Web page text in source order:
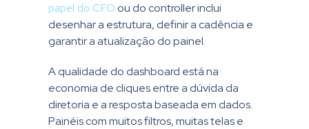
papel do CFO ou do controller inclui
desenhar a estrutura, definir a cadência e
garantir a atualização do painel.
A qualidade do dashboard está na
economia de cliques entre a dúvida da
diretoria e a resposta baseada em dados.
Painéis com muitos filtros, muitas telas e